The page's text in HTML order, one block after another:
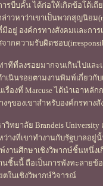
รบีบคั้น ได้ก่อให้เกิดข้อโต้เ
ล่าวหาว่าเขาเป็นพวกสุญนิย
ยู่ องค์กรทางสังคมและการ
ความรับผิดชอบ
าทีที่ลงรอยมากจนเกินไปแ
เนินรอยตามงานพิมพ์เกี่ยวกั
รื่องที่ Marcuse ได้นำเอาห
งๆของเขาสำหรับองค์กรทา
วิทยาลัย Brandeis
งที่เขาทำงานกับรัฐบาลอยู่นั้
นศึกษาเชิงวิพากษ์ชิ้นหนึ่งเ
ชิ้นนี้ ถือเป็นการพังทะลายข้
ในเชิงวิพากษ์วิจารณ์